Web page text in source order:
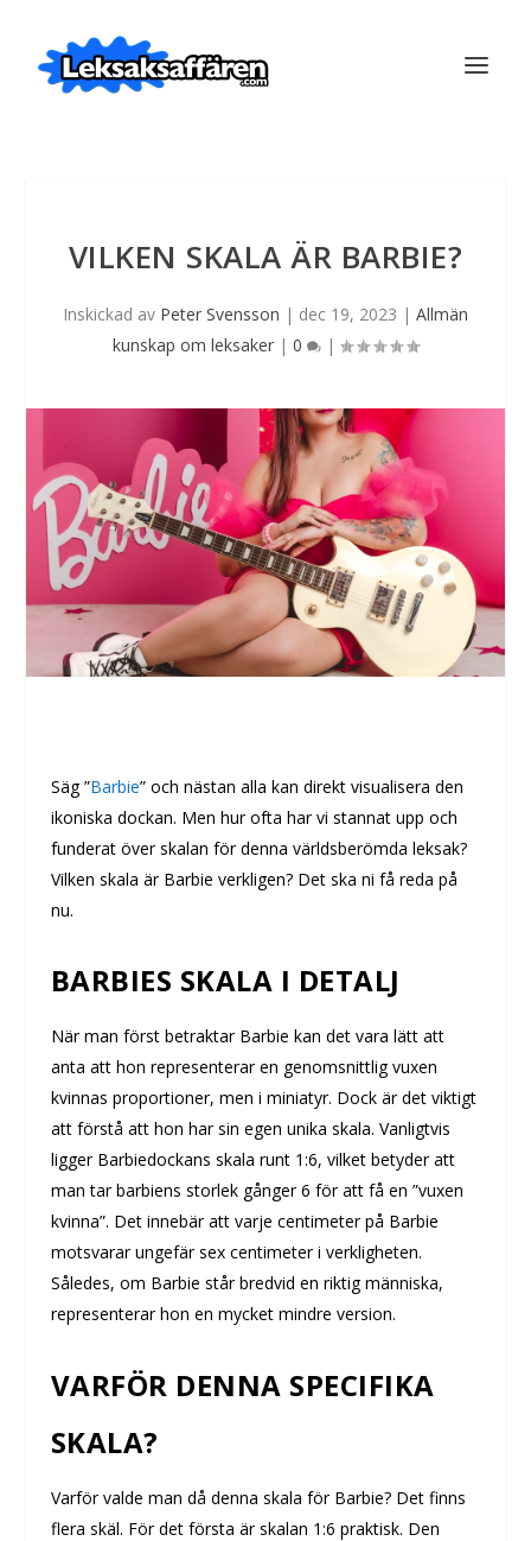
VILKEN SKALA ÄR BARBIE?
Inskickad av Peter Svensson | dec 19, 2023 | Allmän
kunskap om leksaker | 0 |
Säg ”Barbie” och nästan alla kan direkt visualisera den
ikoniska dockan. Men hur ofta har vi stannat upp och
funderat över skalan för denna världsberömda leksak?
Vilken skala är Barbie verkligen? Det ska ni få reda på
nu.
BARBIES SKALA I DETALJ
När man först betraktar Barbie kan det vara lätt att
anta att hon representerar en genomsnittlig vuxen
kvinnas proportioner, men i miniatyr. Dock är det viktigt
att förstå att hon har sin egen unika skala. Vanligtvis
ligger Barbiedockans skala runt 1:6, vilket betyder att
man tar barbiens storlek gånger 6 för att få en ”vuxen
kvinna”. Det innebär att varje centimeter på Barbie
motsvarar ungefär sex centimeter i verkligheten.
Således, om Barbie står bredvid en riktig människa,
representerar hon en mycket mindre version.
VARFÖR DENNA SPECIFIKA
SKALA?
Varför valde man då denna skala för Barbie? Det finns
flera skäl. För det första är skalan 1:6 praktisk. Den